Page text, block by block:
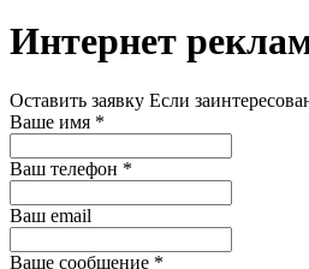
Интернет
Оставить заявку Если
Ваше имя *
Ваш телефон *
Ваш email
Ваше сообщение *